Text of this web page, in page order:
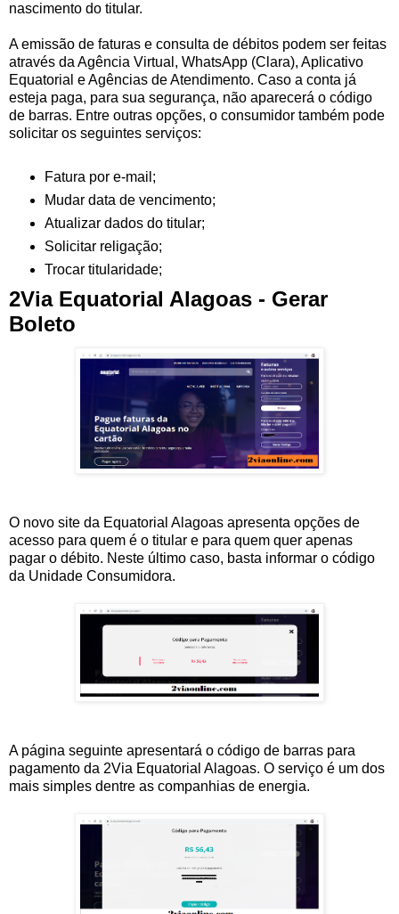
nascimento do titular.
A emissão de faturas e consulta de débitos podem ser feitas
através da Agência Virtual, WhatsApp (Clara), Aplicativo
Equatorial e Agências de Atendimento. Caso a conta já
esteja paga, para sua segurança, não aparecerá o código
de barras. Entre outras opções, o consumidor também pode
solicitar os seguintes serviços:
Fatura por e-mail;
Mudar data de vencimento;
Atualizar dados do titular;
Solicitar religação;
Trocar titularidade;
2Via Equatorial Alagoas - Gerar
Boleto
O novo site da Equatorial Alagoas apresenta opções de
acesso para quem é o titular e para quem quer apenas
pagar o débito. Neste último caso, basta informar o código
da Unidade Consumidora.
A página seguinte apresentará o código de barras para
pagamento da 2Via Equatorial Alagoas. O serviço é um dos
mais simples dentre as companhias de energia.